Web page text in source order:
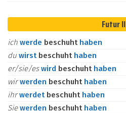
Futur II
ich werde beschuht haben
du wirst beschuht haben
er/sie/eswird beschuht haben
wirwerden beschuht haben
ihrwerdet beschuht haben
Siewerden beschuht haben